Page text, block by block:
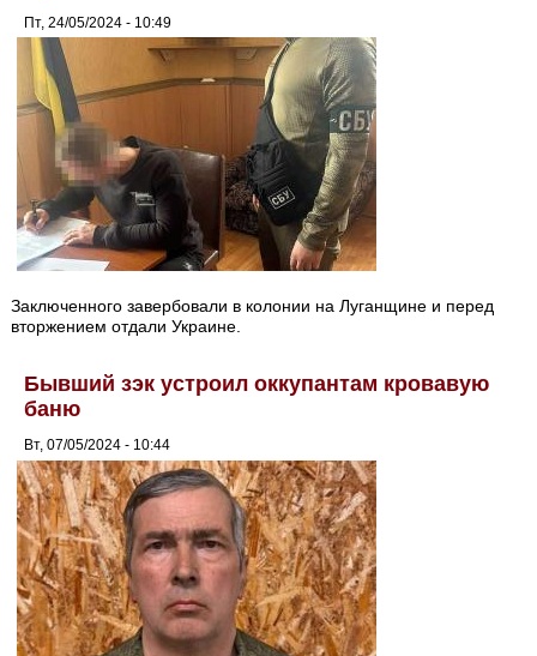
Пт, 24/05/2024 - 10:49
Заключенного завербовали в колонии на Луганщине и перед
вторжением отдали Украине.
Бывший зэк устроил оккупантам кровавую
баню
Вт, 07/05/2024 - 10:44